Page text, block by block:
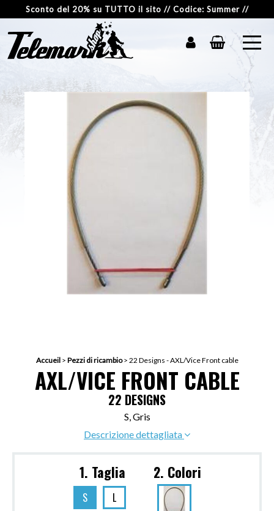
Sconto del 20% su TUTTO il sito // Codice: Summer //
Accueil> Pezzi di ricambio> 22 Designs - AXL/Vice Front cable
AXL/VICE FRONT CABLE
22 DESIGNS
S, Gris
Descrizione dettagliata
1. Taglia
S L
2. Colori